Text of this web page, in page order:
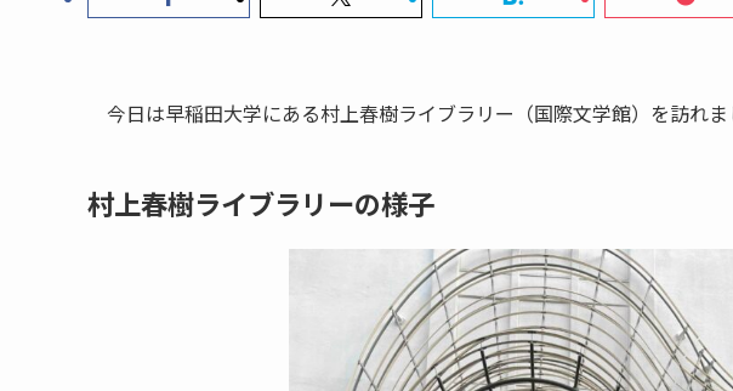
今日は早稲田大学にある村上春樹ライブラリー（国際文学館）を訪れま
村上春樹ライブラリーの様子